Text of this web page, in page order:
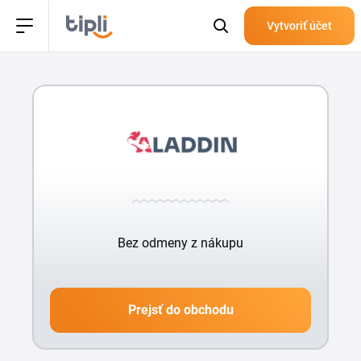
Vytvoriť účet
Bez odmeny z nákupu
Prejsť do obchodu